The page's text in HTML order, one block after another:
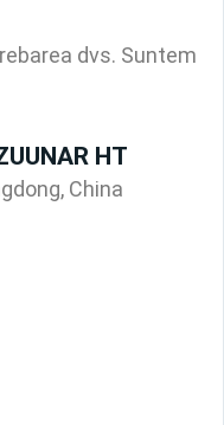
dvs. Suntem
HT
China